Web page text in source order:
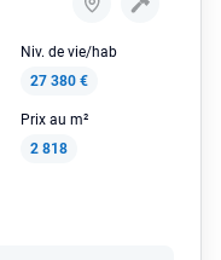
Niv. de vie/hab
27 380 €
Prix au m²
2 818